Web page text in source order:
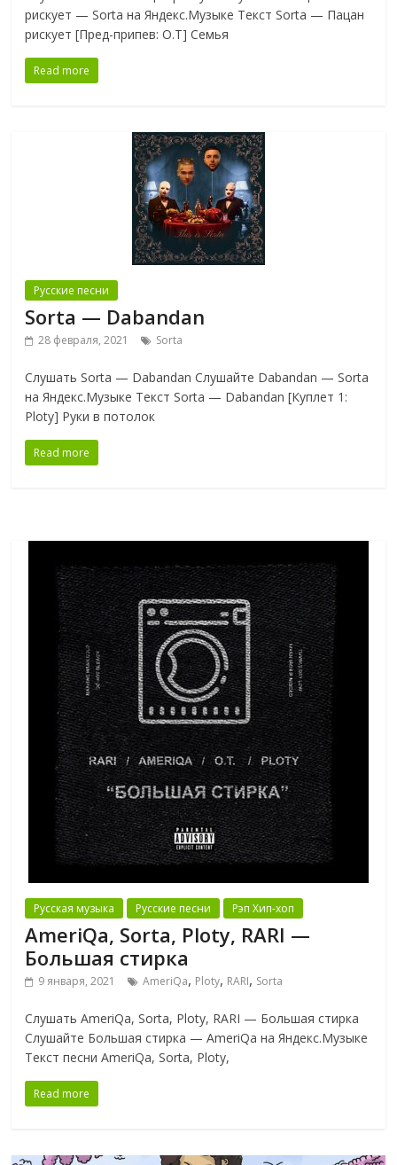
рискует — Sorta на Яндекс.Музыке Текст Sorta — Пацан
рискует [Пред-припев: O.T] Семья
Read more
Русские песни
Sorta — Dabandan
28 февраля, 2021 Sorta
Слушать Sorta — Dabandan Слушайте Dabandan — Sorta
на Яндекс.Музыке Текст Sorta — Dabandan [Куплет 1:
Ploty] Руки в потолок
Read more
Русская музыка Русские песни Рэп Хип-хоп
AmeriQa, Sorta, Ploty, RARI —
Большая стирка
9 января, 2021 AmeriQa, Ploty, RARI, Sorta
Слушать AmeriQa, Sorta, Ploty, RARI — Большая стирка
Слушайте Большая стирка — AmeriQa на Яндекс.Музыке
Текст песни AmeriQa, Sorta, Ploty,
Read more